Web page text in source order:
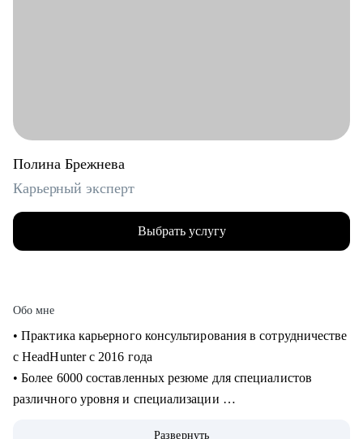
Полина Брежнева
Карьерный эксперт
Выбрать услугу
Обо мне
• Практика карьерного консультирования в сотрудничестве
с HeadHunter с 2016 года
• Более 6000 составленных резюме для специалистов
различного уровня и специализации
Развернуть